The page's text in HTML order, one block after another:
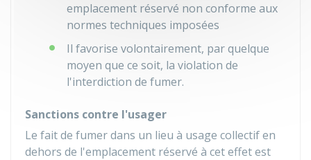
emplacement réservé non conforme aux
normes techniques imposées
Il favorise volontairement, par quelque
moyen que ce soit, la violation de
l'interdiction de fumer.
Sanctions contre l'usager
Le fait de fumer dans un lieu à usage collectif en
dehors de l'emplacement réservé à cet effet est